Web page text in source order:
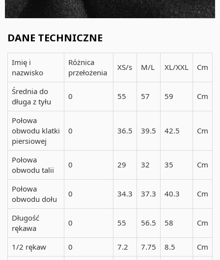
DANE TECHNICZNE
Imię i
nazwisko
Różnica
przełożenia
XS/s M/L XL/XXL Cm
Średnia do
długa z tyłu
0 55 57 59 Cm
Połowa
obwodu klatki
piersiowej
0 36.5 39.5 42.5 Cm
Połowa
obwodu talii
0 29 32 35 Cm
Połowa
obwodu dołu
0 34.3 37.3 40.3 Cm
Długość
rękawa
0 55 56.5 58 Cm
1/2 rękaw 0 7.2 7.75 8.5
Cm